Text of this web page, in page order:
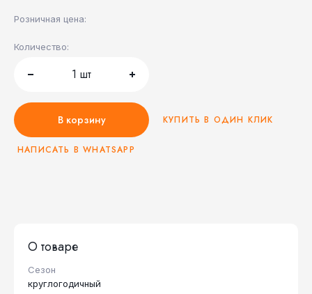
Розничная цена:
Количество:
1 шт
В корзину КУПИТЬ В ОДИН КЛИК
НАПИСАТЬ В WHATSAPP
О товаре
Сезон
круглогодичный